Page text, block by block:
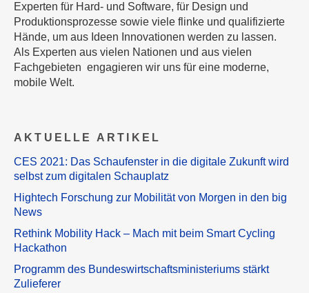
Experten für Hard- und Software, für Design und
Produktionsprozesse sowie viele flinke und qualifizierte
Hände, um aus Ideen Innovationen werden zu lassen.
Als Experten aus vielen Nationen und aus vielen
Fachgebieten engagieren wir uns für eine moderne,
mobile Welt.
AKTUELLE ARTIKEL
CES 2021: Das Schaufenster in die digitale Zukunft wird
selbst zum digitalen Schauplatz
Hightech Forschung zur Mobilität von Morgen in den big
News
Rethink Mobility Hack – Mach mit beim Smart Cycling
Hackathon
Programm des Bundeswirtschaftsministeriums stärkt
Zulieferer